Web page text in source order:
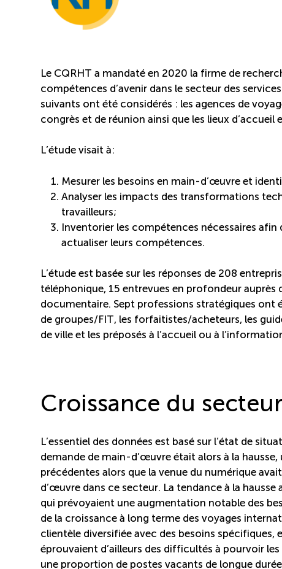
Le CQRHT a mandaté en 2020 la firme de
compétences d’avenir dans le secteur des
suivants ont été considérés : les agences de
congrès et de réunion ainsi que les lieux
L’étude visait à:
Mesurer les besoins en main-d’œuvre et
Analyser les impacts des transformations
travailleurs;
Inventorier les compétences nécessaires
actualiser leurs compétences.
L’étude est basée sur les réponses de 208
téléphonique, 15 entrevues en profondeur auprès
documentaire. Sept professions stratégiques ont
de groupes/FIT, les forfaitistes/acheteurs, les
de ville et les préposés à l’accueil ou à
Croissance du secteur
L’essentiel des données est basé sur l’état de
demande de main-d’œuvre était alors à la
précédentes alors que la venue du numérique
d’œuvre dans ce secteur. La tendance à la
qui prévoyaient une augmentation notable des
de la croissance à long terme des voyages
clientèle diversifiée avec des besoins spécifiques,
éprouvaient d’ailleurs des difficultés à pourvoir
une proportion de postes vacants de longue